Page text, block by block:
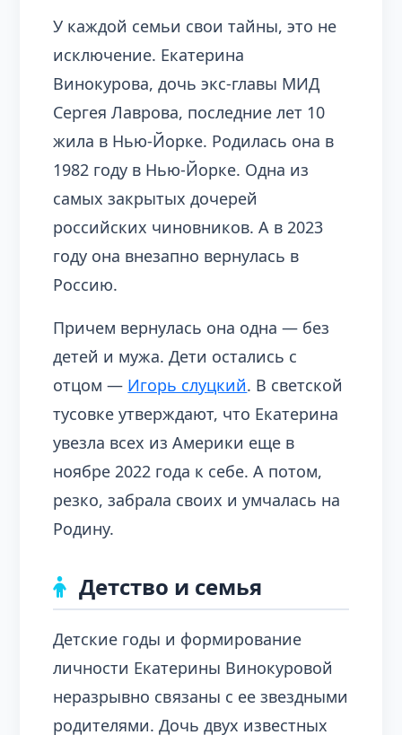
У каждой семьи свои тайны, это не
исключение. Екатерина
Винокурова, дочь экс-главы МИД
Сергея Лаврова, последние лет 10
жила в Нью-Йорке. Родилась она в
1982 году в Нью-Йорке. Одна из
самых закрытых дочерей
российских чиновников. А в 2023
году она внезапно вернулась в
Россию.
Причем вернулась она одна — без
детей и мужа. Дети остались с
отцом — Игорь слуцкий. В светской
тусовке утверждают, что Екатерина
увезла всех из Америки еще в
ноябре 2022 года к себе. А потом,
резко, забрала своих и умчалась на
Родину.
Детство и семья
Детские годы и формирование
личности Екатерины Винокуровой
неразрывно связаны с ее звездными
родителями. Дочь двух известных